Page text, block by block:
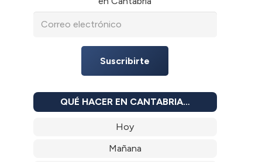
Suscribirte
QUÉ HACER EN CANTABRIA…
Hoy
Mañana